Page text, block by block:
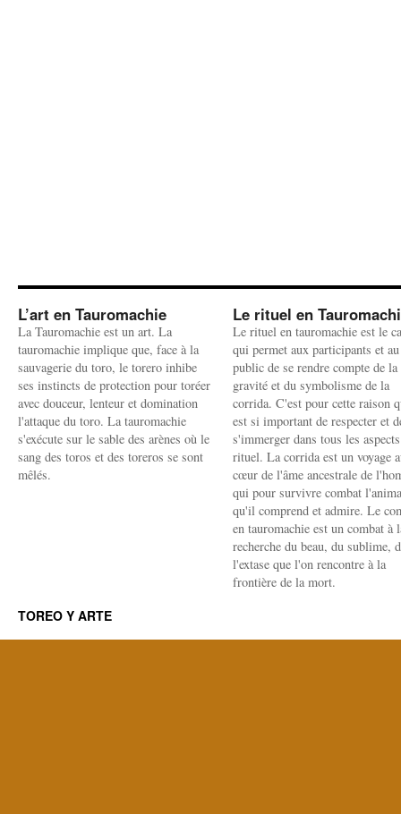
L’art en Tauromachie
La Tauromachie est un art. La
tauromachie implique que, face à la
sauvagerie du toro, le torero inhibe
ses instincts de protection pour toréer
avec douceur, lenteur et domination
l'attaque du toro. La tauromachie
s'exécute sur le sable des arènes où le
sang des toros et des toreros se sont
mêlés.
Le rituel en
Le rituel en tauromachie est le
qui permet aux participants et au
public de se rendre compte de la
gravité et du symbolisme de la
corrida. C'est pour cette raison
est si important de respecter et
s'immerger dans tous les
rituel. La corrida est un voyage
cœur de l'âme ancestrale de
qui pour survivre combat
qu'il comprend et admire. Le
en tauromachie est un combat à
recherche du beau, du sublime,
l'extase que l'on rencontre à la
frontière de la mort.
TOREO Y ARTE